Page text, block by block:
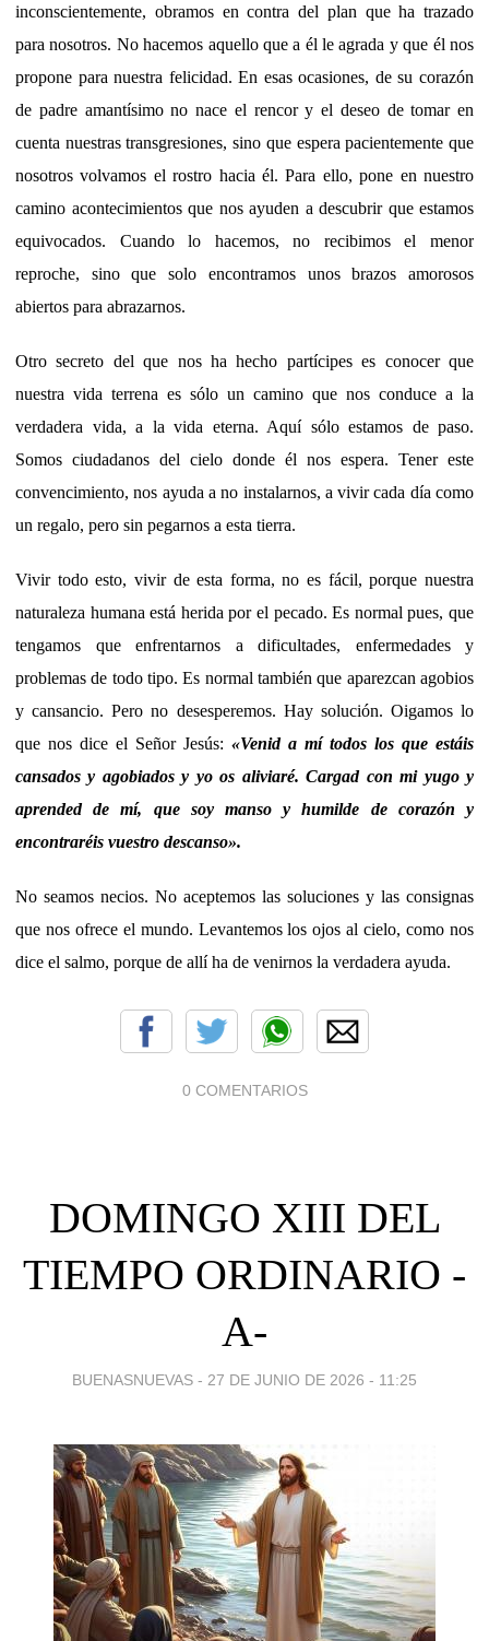
inconscientemente, obramos en contra del plan que ha trazado
para nosotros. No hacemos aquello que a él le agrada y que él nos
propone para nuestra felicidad. En esas ocasiones, de su corazón
de padre amantísimo no nace el rencor y el deseo de tomar en
cuenta nuestras transgresiones, sino que espera pacientemente que
nosotros volvamos el rostro hacia él. Para ello, pone en nuestro
camino acontecimientos que nos ayuden a descubrir que estamos
equivocados. Cuando lo hacemos, no recibimos el menor
reproche, sino que solo encontramos unos brazos amorosos
abiertos para abrazarnos.
Otro secreto del que nos ha hecho partícipes es conocer que
nuestra vida terrena es sólo un camino que nos conduce a la
verdadera vida, a la vida eterna. Aquí sólo estamos de paso.
Somos ciudadanos del cielo donde él nos espera. Tener este
convencimiento, nos ayuda a no instalarnos, a vivir cada día como
un regalo, pero sin pegarnos a esta tierra.
Vivir todo esto, vivir de esta forma, no es fácil, porque nuestra
naturaleza humana está herida por el pecado. Es normal pues, que
tengamos que enfrentarnos a dificultades, enfermedades y
problemas de todo tipo. Es normal también que aparezcan agobios
y cansancio. Pero no desesperemos. Hay solución. Oigamos lo
que nos dice el Señor Jesús: «Venid a mí todos los que estáis
cansados y agobiados y yo os aliviaré. Cargad con mi yugo y
aprended de mí, que soy manso y humilde de corazón y
encontraréis vuestro descanso».
No seamos necios. No aceptemos las soluciones y las consignas
que nos ofrece el mundo. Levantemos los ojos al cielo, como nos
dice el salmo, porque de allí ha de venirnos la verdadera ayuda.
0 COMENTARIOS
DOMINGO XIII DEL
TIEMPO ORDINARIO -
A-
BUENASNUEVAS - 27 DE JUNIO DE 2026 - 11:25